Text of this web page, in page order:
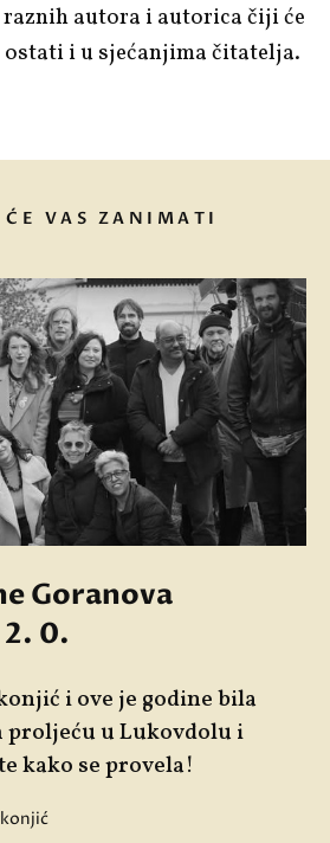
autora i autorica čiji će
i u sjećanjima čitatelja.
ĆE VAS ZANIMATI
Goranova
0.
i ove je godine bila
proljeću u Lukovdolu i
kako se provela!